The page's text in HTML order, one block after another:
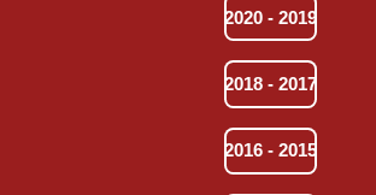
2020 - 2019
2018 - 2017
2016 - 2015